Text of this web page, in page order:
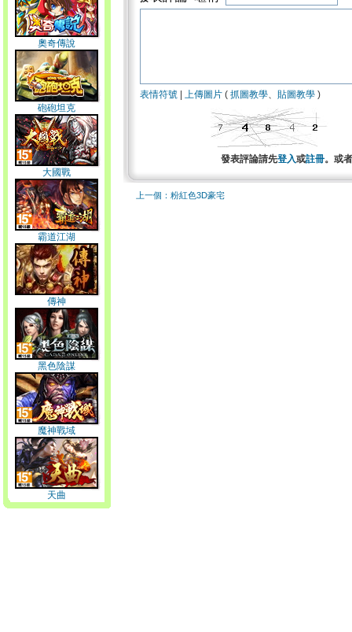
奧奇傳說
砲砲坦克
大國戰
霸道江湖
傳神
黑色陰謀
魔神戰域
天曲
表情符號 上傳圖片 ( 抓圖教學、 貼圖教學 )
發表評論請先登入或註冊。或
上一個：粉紅色3D豪宅